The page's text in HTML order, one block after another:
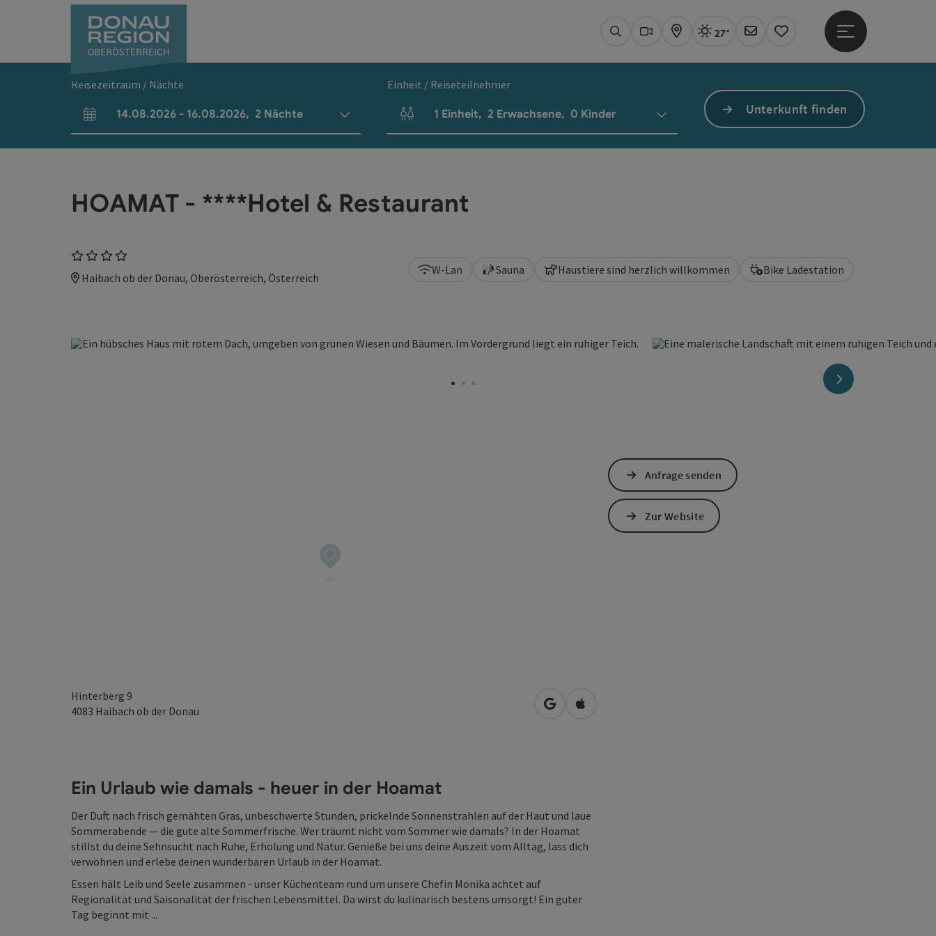
SuchenWebcams
KarteAktuelles Wetter Linz, sonnig
27°
Newsletter
Merkzettel
Hauptmenü öffnen
Reisezeitraum / Nächte
An- und Abreisefelder
14.08.2026 - 16.08.2026, 2 Nächte
Einheit / Reiseteilnehmer
Einheitenanzahl und Personenfelder
1 Einheit, 2 Erwachsene, 0 Kinder Unterkunft finden
HOAMAT - ****Hotel & Restaurant
Haibach ob der Donau, Oberösterreich, Österreich
nächstes Element
W-Lan Sauna Haustiere sind herzlich willkommen Bike Ladestation
Hinterberg 9
4083 Haibach ob der Donau in Google Maps öffnen
in Apple Maps öffnen
Ein Urlaub wie damals - heuer in der Hoamat
Der Duft nach frisch gemähten Gras, unbeschwerte Stunden, prickelnde Sonnenstrahlen auf der Haut und laue
Sommerabende — die gute alte Sommerfrische. Wer träumt nicht vom Sommer wie damals? In der Hoamat
stillst du deine Sehnsucht nach Ruhe, Erholung und Natur. Genieße bei uns deine Auszeit vom Alltag, lass dich
verwöhnen und erlebe deinen wunderbaren Urlaub in der Hoamat.
Essen hält Leib und Seele zusammen - unser Küchenteam rund um unsere Chefin Monika achtet auf
Regionalität und Saisonalität der frischen Lebensmittel. Da wirst du kulinarisch bestens umsorgt! Ein guter
Tag beginnt mit ...
Anfrage senden
Zur Website